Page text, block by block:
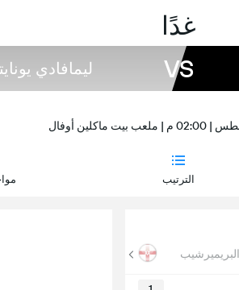
غدًا
VS ليمافادي
الترتيب
البريميرشيب كأس الدوري